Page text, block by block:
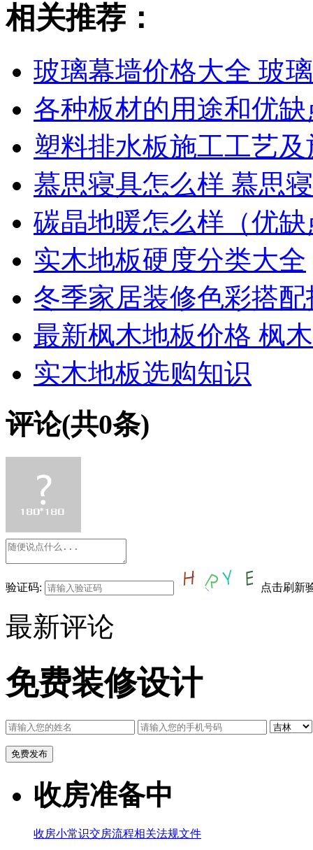
相关推荐：
玻璃幕墙价格大全 玻
各种板材的用途和优缺
塑料排水板施工工艺
慕思寝具怎么样 慕思
碳晶地暖怎么样（优缺
实木地板硬度分类大全
冬季家居装修色彩搭
最新枫木地板价格 枫
实木地板选购知识
评论(共0条)
验证码: 点击刷新
最新评论
免费装修设计
收房准备中
收房小常识交房流程相关法规文件